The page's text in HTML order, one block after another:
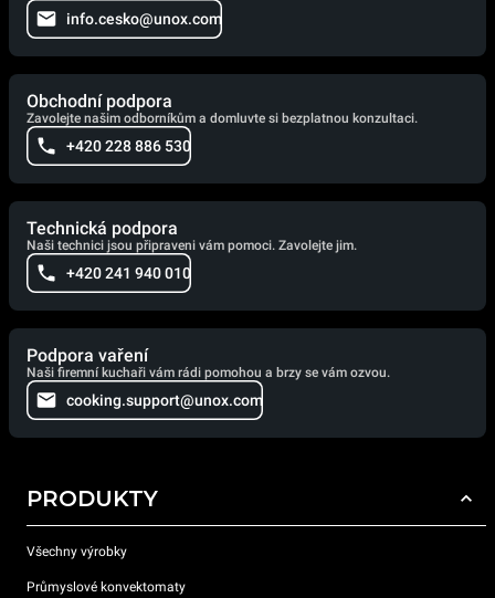
info.cesko@unox.com
Obchodní podpora
Zavolejte našim odborníkům a domluvte si bezplatnou konzultaci.
+420 228 886 530
Technická podpora
Naši technici jsou připraveni vám pomoci. Zavolejte jim.
+420 241 940 010
Podpora vaření
Naši firemní kuchaři vám rádi pomohou a brzy se vám ozvou.
cooking.support@unox.com
PRODUKTY
Všechny výrobky
Průmyslové konvektomaty